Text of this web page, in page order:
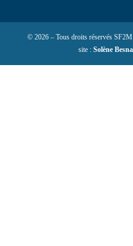
© 2026 – Tous droits réservés
site :Solène